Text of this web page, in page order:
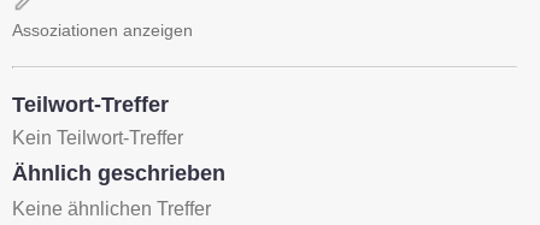
Assoziationen anzeigen
Teilwort-Treffer
Kein Teilwort-Treffer
Ähnlich geschrieben
Keine ähnlichen Treffer